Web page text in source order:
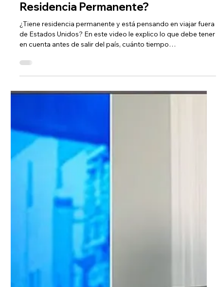
22 ago 2025 1 min de lectura
🚨 ¿Puedo viajar fuera del país con
Residencia Permanente?
¿Tiene residencia permanente y está pensando en viajar fuera
en cuenta antes de salir del país, cuánto tiempo…